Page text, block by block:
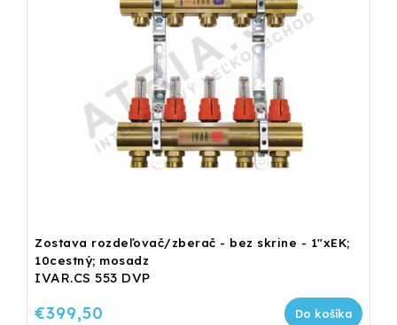
Zostava rozdeľovač/zberač - bez skrine - 1"xEK;
10cestný; mosadz
IVAR.CS 553 DVP
€399,50 Do košíka